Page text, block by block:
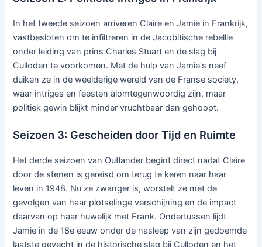
In het tweede seizoen arriveren Claire en Jamie in Frankrijk,
vastbesloten om te infiltreren in de Jacobitische rebellie
onder leiding van prins Charles Stuart en de slag bij
Culloden te voorkomen. Met de hulp van Jamie's neef
duiken ze in de weelderige wereld van de Franse society,
waar intriges en feesten alomtegenwoordig zijn, maar
politiek gewin blijkt minder vruchtbaar dan gehoopt.
Seizoen 3: Gescheiden door Tijd en Ruimte
Het derde seizoen van Outlander begint direct nadat Claire
door de stenen is gereisd om terug te keren naar haar
leven in 1948. Nu ze zwanger is, worstelt ze met de
gevolgen van haar plotselinge verschijning en de impact
daarvan op haar huwelijk met Frank. Ondertussen lijdt
Jamie in de 18e eeuw onder de nasleep van zijn gedoemde